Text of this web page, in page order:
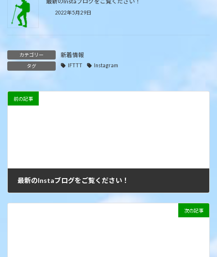
2022年5月29日
カテゴリー 新着情報
タグ IFTTT Instagram
前の記事
最新のInstaブログをご覧ください！
次の記事